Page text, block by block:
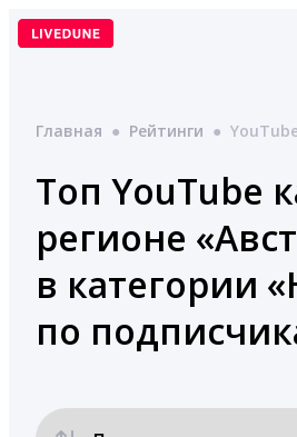
Перейти
Главная ● Рейтинги ●
Топ YouTube
регионе
в категории
по